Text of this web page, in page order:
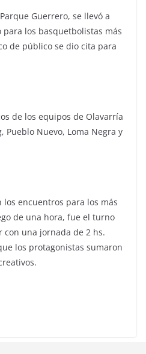
Guerrero, se llevó a
los basquetbolistas más
de público se dio cita para
de los equipos de Olavarría
Pueblo Nuevo, Loma Negra y
los encuentros para los más
de una hora, fue el turno
una jornada de 2 hs.
los protagonistas sumaron